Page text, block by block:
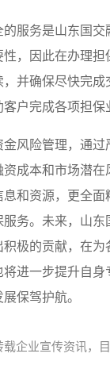
服务是山东国交
，因此在办理担
并确保尽快完
户完成各项担保
风险管理，通
成本和市场潜在
和资源，更全面
务。未来，山
极的贡献，在为
进一步提升自身
保驾护航。
企业宣传资讯，